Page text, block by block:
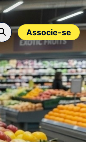
Associe-se